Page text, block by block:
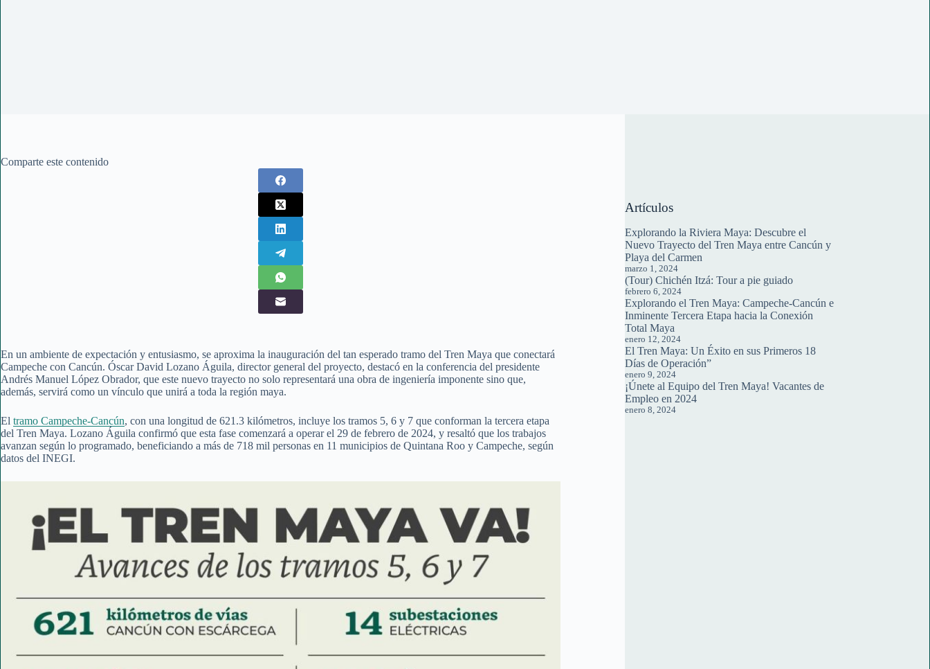
Comparte este contenido
En un ambiente de expectación y entusiasmo, se aproxima la inauguración del tan esperado tramo del Tren Maya que conectará
Campeche con Cancún. Óscar David Lozano Águila, director general del proyecto, destacó en la conferencia del presidente
Andrés Manuel López Obrador, que este nuevo trayecto no solo representará una obra de ingeniería imponente sino que,
además, servirá como un vínculo que unirá a toda la región maya.
El tramo Campeche-Cancún, con una longitud de 621.3 kilómetros, incluye los tramos 5, 6 y 7 que conforman la tercera etapa
del Tren Maya. Lozano Águila confirmó que esta fase comenzará a operar el 29 de febrero de 2024, y resaltó que los trabajos
avanzan según lo programado, beneficiando a más de 718 mil personas en 11 municipios de Quintana Roo y Campeche, según
datos del INEGI.
Artículos
Explorando la Riviera Maya: Descubre el
Nuevo Trayecto del Tren Maya entre Cancún y
Playa del Carmen
marzo 1, 2024
(Tour) Chichén Itzá: Tour a pie guiado
febrero 6, 2024
Explorando el Tren Maya: Campeche-Cancún e
Inminente Tercera Etapa hacia la Conexión
Total Maya
enero 12, 2024
El Tren Maya: Un Éxito en sus Primeros 18
Días de Operación”
enero 9, 2024
¡Únete al Equipo del Tren Maya! Vacantes de
Empleo en 2024
enero 8, 2024